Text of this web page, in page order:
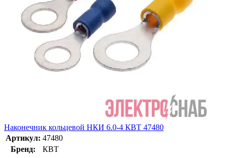
Наконечник кольцевой НКИ 6.0-4 КВТ 47480
Артикул: 47480
Бренд:
КВТ